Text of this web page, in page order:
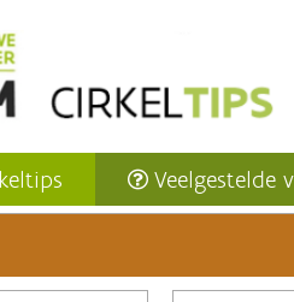
Veelgestelde